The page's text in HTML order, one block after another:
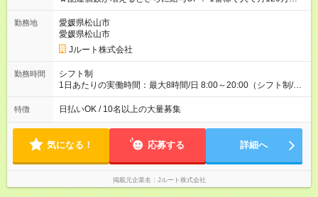
ど！ ・主要都市エリア 月収55万円／週5日稼働 月収65万~112
万円／週6日稼働 ・地方郊外エリア 月収40万円／週5日稼働 月
収40万円~50万円／週6日稼働 ＜モデルイメージ＞ ■月収50万
円 (27歳男性/江東区在住)※元建築関係 1日150個配達×25日勤務
(日休み) ■月収80万円(43歳男性/墨田区在住)※元営業 1日200個
勤務地
愛媛県松山市
愛媛県松山市
Jルート株式会社
勤務時間
シフト制
1日あたりの実働時間：最大8時間/日 8:00～20:00（シフト制/実
働8時間） ※週5日勤務（場所次第では週4も有り） ※配達状況に
よって時間外での勤務可能性有り ※案件により多少の前後あり
特徴 日払いOK / 10名以上の大量募集
気になる！ 応募する 詳細へ
掲載元企業名 Jルート株式会社